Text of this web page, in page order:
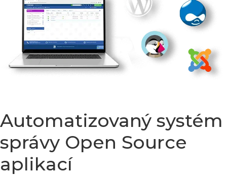
Automatizovaný systém
správy Open Source
aplikací